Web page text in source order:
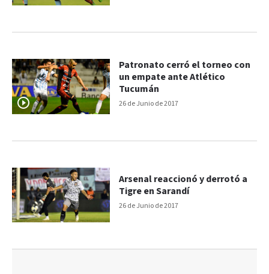
26 de Junio de 2017
Patronato cerró el torneo con
un empate ante Atlético
Tucumán
26 de Junio de 2017
Arsenal reaccionó y derrotó a
Tigre en Sarandí